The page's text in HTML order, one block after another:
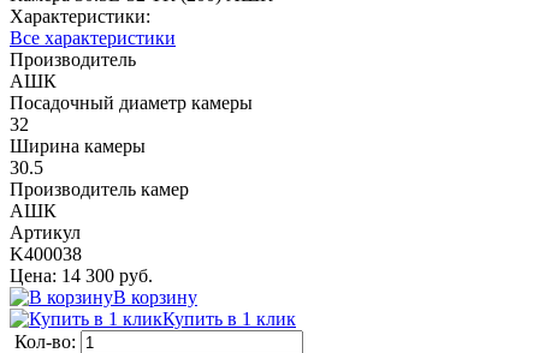
Характеристики:
Все характеристики
Производитель
АШК
Посадочный диаметр камеры
32
Ширина камеры
30.5
Производитель камер
АШК
Артикул
K400038
Цена: 14 300 руб.
В корзину
Купить в 1 клик
Кол-во: